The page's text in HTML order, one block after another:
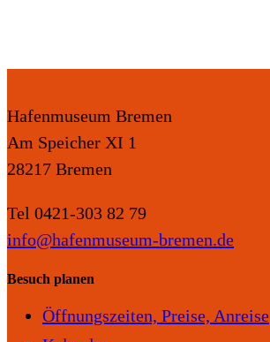
Hafenmuseum Bremen
Am Speicher XI 1
28217 Bremen
Tel 0421-303 82 79
info@hafenmuseum-bremen.de
Besuch planen
Öffnungszeiten, Preise, Anreise